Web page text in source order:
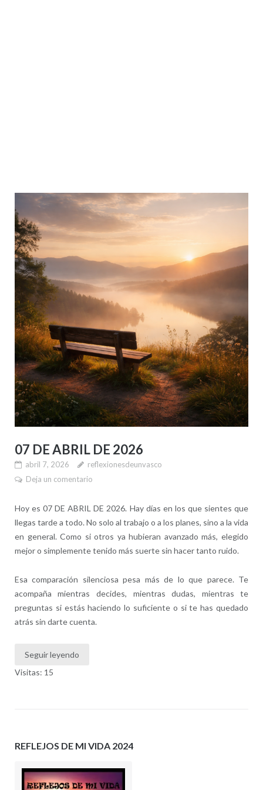
07 DE ABRIL DE 2026
abril 7, 2026
reflexionesdeunvasco
Deja un comentario
Hoy es 07 DE ABRIL DE 2026. Hay días en los que sientes que
llegas tarde a todo. No solo al trabajo o a los planes, sino a la vida
en general. Como si otros ya hubieran avanzado más, elegido
mejor o simplemente tenido más suerte sin hacer tanto ruido.
Esa comparación silenciosa pesa más de lo que parece. Te
acompaña mientras decides, mientras dudas, mientras te
preguntas si estás haciendo lo suficiente o si te has quedado
atrás sin darte cuenta.
Seguir leyendo
Visitas: 15
REFLEJOS DE MI VIDA 2024